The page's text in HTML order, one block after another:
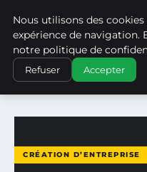
WP CAPE
ACCUEIL
CRÉATION
COMMENT CHOISIR
CRÉATION D’ENTREPRISE
Nous utilisons des
expérience de navigation.
notre politique de
Refuser Accepter